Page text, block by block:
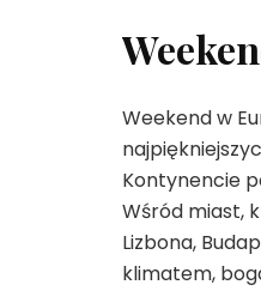
Weekend w
Kontynencie
Wśród miast,
Lizbona,
klimatem,